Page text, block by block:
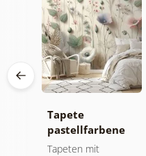
Tapete
pastellfarbene
Wiesenblumen
Tapeten mit